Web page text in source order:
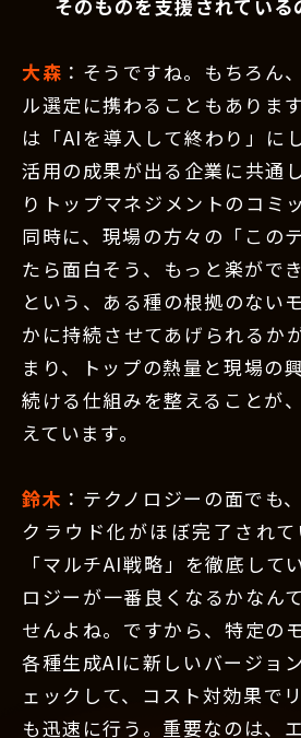
そのものを支援されている
大森 ：そうですね。もちろん
ル選定に携わることもありま
は「AIを導入して終わり」に
活用の成果が出る企業に共通
りトップマネジメントのコミ
同時に、現場の方々の「この
たら面白そう、もっと楽がで
という、ある種の根拠のない
かに持続させてあげられるか
まり、トップの熱量と現場の
続ける仕組みを整えることが
えています。
鈴木 ：テクノロジーの面でも
クラウド化がほぼ完了され
「マルチAI戦略」を徹底して
ロジーが一番良くなるかなん
せんよね。ですから、特定の
各種生成AIに新しいバージョ
ェックして、コスト対効果で
も迅速に行う。重要なのは、